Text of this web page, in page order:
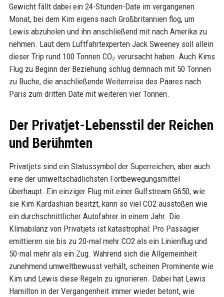
Gewicht fällt dabei ein 24-Stunden-Date im vergangenen
Monat, bei dem Kim eigens nach Großbritannien flog, um
Lewis abzuholen und ihn anschließend mit nach Amerika zu
nehmen. Laut dem Luftfahrtexperten Jack Sweeney soll allein
dieser Trip rund 100 Tonnen CO₂ verursacht haben. Auch Kims
Flug zu Beginn der Beziehung schlug demnach mit 50 Tonnen
zu Buche, die anschließende Weiterreise des Paares nach
Paris zum dritten Date mit weiteren vier Tonnen.
Der Privatjet-Lebensstil der Reichen
und Berühmten
Privatjets sind ein Statussymbol der Superreichen, aber auch
eine der umweltschädlichsten Fortbewegungsmittel
überhaupt. Ein einziger Flug mit einer Gulfstream G650, wie
sie Kim Kardashian besitzt, kann so viel CO2 ausstoßen wie
ein durchschnittlicher Autofahrer in einem Jahr. Die
Klimabilanz von Privatjets ist katastrophal: Pro Passagier
emittieren sie bis zu 20-mal mehr CO2 als ein Linienflug und
50-mal mehr als ein Zug. Während sich die Allgemeinheit
zunehmend umweltbewusst verhält, scheinen Prominente wie
Kim und Lewis diese Regeln zu ignorieren. Dabei hat Lewis
Hamilton in der Vergangenheit immer wieder betont, wie